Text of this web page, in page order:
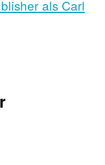
als Carl